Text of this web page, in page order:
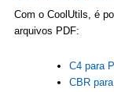
Com o CoolUtils, é
arquivos PDF:
C4 para
CBR